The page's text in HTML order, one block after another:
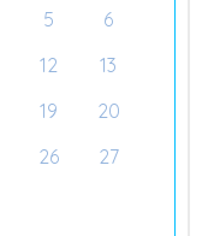
5
6
12
13
19
20
26
27